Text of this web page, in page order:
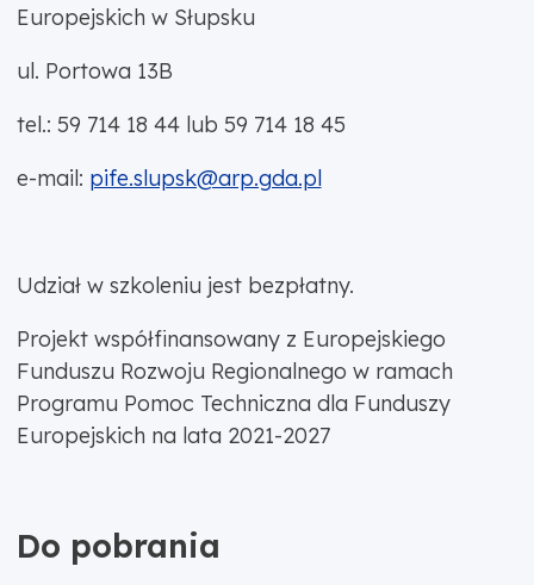
Europejskich w Słupsku
ul. Portowa 13B
tel.: 59 714 18 44 lub 59 714 18 45
e-mail: pife.slupsk@arp.gda.pl
Udział w szkoleniu jest bezpłatny.
Projekt współfinansowany z Europejskiego
Funduszu Rozwoju Regionalnego w ramach
Programu Pomoc Techniczna dla Funduszy
Europejskich na lata 2021-2027
Do pobrania